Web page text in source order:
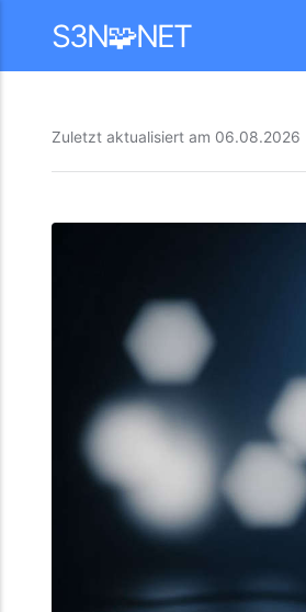
S3N🧩NET
Zuletzt aktualisiert am 06.08.2026